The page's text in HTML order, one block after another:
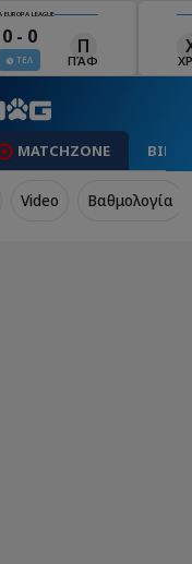
LEAGUE
0 - 1
ΤΕΛ
Μ
ΜΠΕ
Λ
MATCHZONE
Video Βαθμολογία